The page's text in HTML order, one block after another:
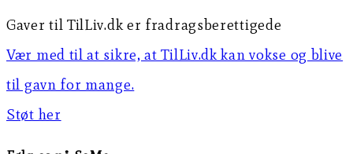
Gaver til TilLiv.dk er fradragsberettigede
Vær med til at sikre, at TilLiv.dk kan vokse og blive
til gavn for mange.
Støt her